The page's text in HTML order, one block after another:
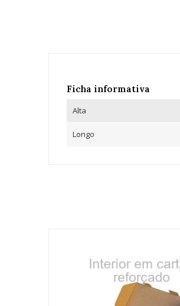
Ficha informativa
Alta
Longo